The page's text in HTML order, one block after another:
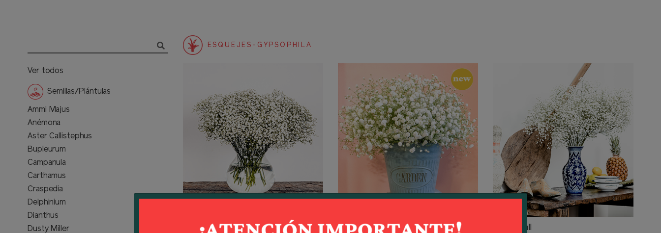
Ver todos
Semillas/Plántulas
Ammi Majus
Anémona
Aster Callistephus
Bupleurum
Campanula
Carthamus
Craspedia
Delphinium
Dianthus
Dusty Miller
ESQUEJES-GYPSOPHILA
Mirabella Polar Bear Snow Ball